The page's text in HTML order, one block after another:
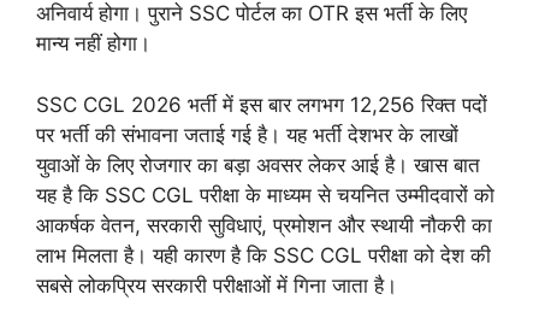
अनिवार्य होगा। पुराने SSC पोर्टल का OTR इस भर्ती के लिए
मान्य नहीं होगा।
SSC CGL 2026 भर्ती में इस बार लगभग 12,256 रिक्त पदों
पर भर्ती की संभावना जताई गई है। यह भर्ती देशभर के लाखों
युवाओं के लिए रोजगार का बड़ा अवसर लेकर आई है। खास बात
यह है कि SSC CGL परीक्षा के माध्यम से चयनित उम्मीदवारों को
आकर्षक वेतन, सरकारी सुविधाएं, प्रमोशन और स्थायी नौकरी का
लाभ मिलता है। यही कारण है कि SSC CGL परीक्षा को देश की
सबसे लोकप्रिय सरकारी परीक्षाओं में गिना जाता है।